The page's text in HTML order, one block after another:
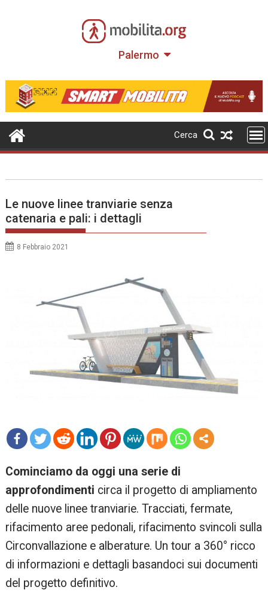
Palermo
Cerca
Le nuove linee tranviarie senza
catenaria e pali: i dettagli
8 Febbraio 2021
Cominciamo da oggi una serie di
approfondimenti circa il progetto di ampliamento
delle nuove linee tranviarie. Tracciati, fermate,
rifacimento aree pedonali, rifacimento svincoli sulla
Circonvallazione e alberature. Un tour a 360° ricco
di informazioni e dettagli basandoci sui documenti
del progetto definitivo.